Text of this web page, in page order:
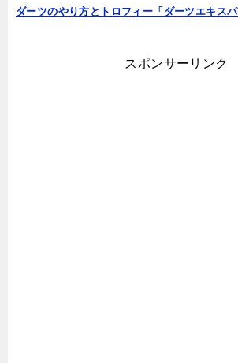
ダーツのやり方とトロフィー「ダーツエキス
スポンサーリンク